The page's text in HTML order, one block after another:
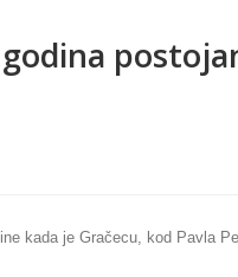
kada je Gračecu, kod Pavla